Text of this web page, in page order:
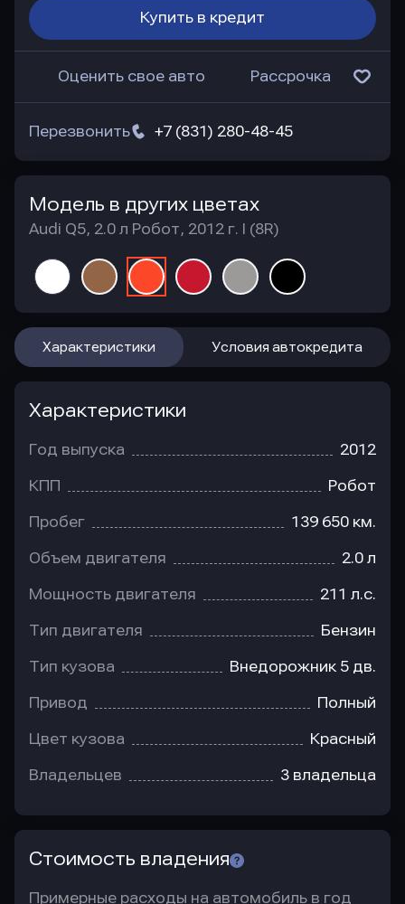
Купить в кредит
Оценить свое авто Рассрочка
+7 (831) 280-48-45
Перезвонить
Модель в других цветах
Audi Q5, 2.0 л Робот, 2012 г. I (8R)
Характеристики Условия автокредита
Характеристики
Год выпуска 2012
КПП Робот
Пробег 139 650 км.
Объем двигателя 2.0 л
Мощность двигателя 211 л.с.
Тип двигателя Бензин
Тип кузова Внедорожник 5 дв.
Привод Полный
Цвет кузова Красный
Владельцев 3 владельца
Стоимость владения
Примерные расходы на автомобиль в год